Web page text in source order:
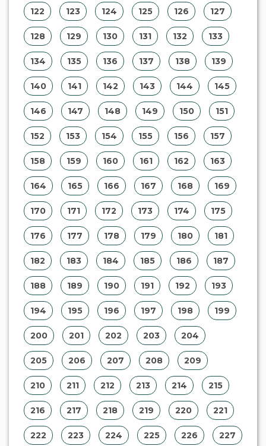
122 123 124 125 126 127
128 129 130 131 132 133
134 135 136 137 138 139
140 141 142 143 144 145
146 147 148 149 150 151
152 153 154 155 156 157
158 159 160 161 162 163
164 165 166 167 168 169
170 171 172 173 174 175
176 177 178 179 180 181
182 183 184 185 186 187
188 189 190 191 192 193
194 195 196 197 198 199
200 201 202 203 204
205 206 207 208 209
210 211 212 213 214 215
216 217 218 219 220 221
222 223 224 225 226 227